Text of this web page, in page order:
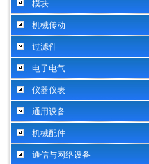
模块
机械传动
过滤件
电子电气
仪器仪表
通用设备
机械配件
通信与网络设备